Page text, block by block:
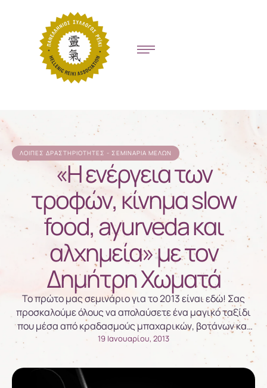
ΛΟΙΠΈΣ ΔΡΑΣΤΗΡΙΌΤΗΤΕΣ - ΣΕΜΙΝΆΡΙΑ ΜΕΛΏΝ
«Η ενέργεια των
τροφών, κίνημα slow
food, ayurveda και
αλχημεία» με τον
Δημήτρη Χωματά
Το πρώτο μας σεμινάριο για το 2013 είναι εδώ! Σας
προσκαλούμε όλους να απολαύσετε ένα μαγικό ταξίδι
που μέσα από κραδασμούς μπαχαρικών, βοτάνων και
καρπών, θα μας οδηγήσει στην αγάπη και τη χαρά της
δημιουργίας. Σάββατο 19 Ιανουαρίου «Η ενέργεια των
τροφών, κίνημα slow food, ayurveda και αλχημεία» Οι
γιορτές πέρασαν και όπως κάθε χρόνο …
19 Ιανουαρίου, 2013